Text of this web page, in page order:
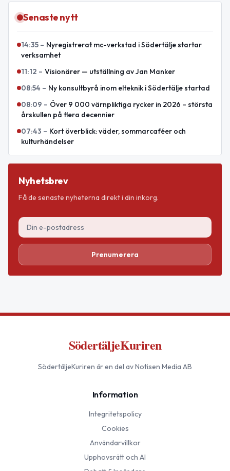
Senaste nytt
14:35 – Nyregistrerat mc-verkstad i Södertälje startar
verksamhet
11:12 – Visionärer — utställning av Jan Manker
08:54 – Ny konsultbyrå inom elteknik i Södertälje startad
08:09 – Över 9 000 värnpliktiga rycker in 2026 – största
årskullen på flera decennier
07:43 – Kort överblick: väder, sommarcaféer och
kulturhändelser
Nyhetsbrev
Få de senaste nyheterna direkt i din inkorg.
Prenumerera
SödertäljeKuriren
SödertäljeKuriren är en del av Notisen Media AB
Information
Integritetspolicy
Cookies
Användarvillkor
Upphovsrätt och AI